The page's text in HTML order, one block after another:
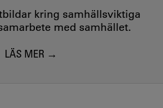
kring samhällsviktiga
med samhället.
LÄS MER